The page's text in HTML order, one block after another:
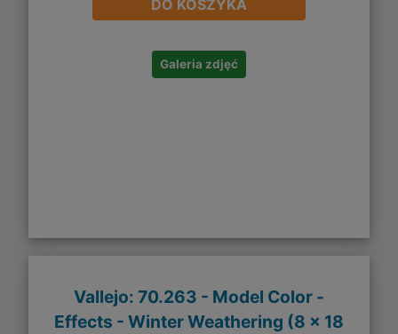
DO KOSZYKA
Galeria zdjęć
Vallejo: 70.263 - Model Color -
Effects - Winter Weathering (8 x 18